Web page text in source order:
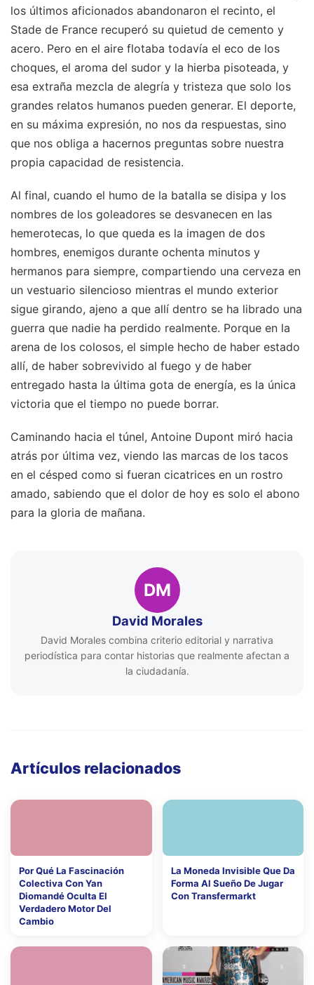
los últimos aficionados abandonaron el recinto, el
Stade de France recuperó su quietud de cemento y
acero. Pero en el aire flotaba todavía el eco de los
choques, el aroma del sudor y la hierba pisoteada, y
esa extraña mezcla de alegría y tristeza que solo los
grandes relatos humanos pueden generar. El deporte,
en su máxima expresión, no nos da respuestas, sino
que nos obliga a hacernos preguntas sobre nuestra
propia capacidad de resistencia.
Al final, cuando el humo de la batalla se disipa y los
nombres de los goleadores se desvanecen en las
hemerotecas, lo que queda es la imagen de dos
hombres, enemigos durante ochenta minutos y
hermanos para siempre, compartiendo una cerveza en
un vestuario silencioso mientras el mundo exterior
sigue girando, ajeno a que allí dentro se ha librado una
guerra que nadie ha perdido realmente. Porque en la
arena de los colosos, el simple hecho de haber estado
allí, de haber sobrevivido al fuego y de haber
entregado hasta la última gota de energía, es la única
victoria que el tiempo no puede borrar.
Caminando hacia el túnel, Antoine Dupont miró hacia
atrás por última vez, viendo las marcas de los tacos
en el césped como si fueran cicatrices en un rostro
amado, sabiendo que el dolor de hoy es solo el abono
para la gloria de mañana.
DM
David Morales
David Morales combina criterio editorial y narrativa
periodística para contar historias que realmente afectan a
la ciudadanía.
Artículos relacionados
Por Qué La Fascinación
Colectiva Con Yan
Diomandé Oculta El
Verdadero Motor Del
Cambio
La Moneda Invisible Que Da
Forma Al Sueño De Jugar
Con Transfermarkt